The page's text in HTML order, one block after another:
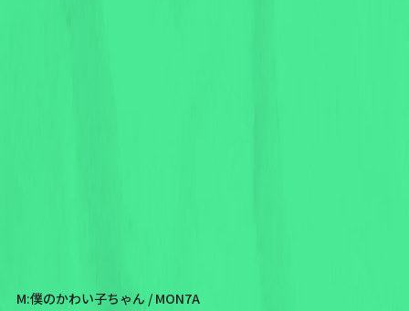
M:僕のかわい子ちゃん / MON7A